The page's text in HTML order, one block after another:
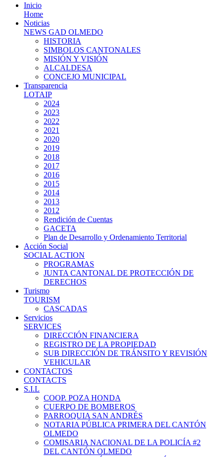
Inicio
Home
Noticias
NEWS GAD OLMEDO
HISTORIA
SIMBOLOS CANTONALES
MISIÓN Y VISIÓN
ALCALDESA
CONCEJO MUNICIPAL
Transparencia
LOTAIP
2024
2023
2022
2021
2020
2019
2018
2017
2016
2015
2014
2013
2012
Rendición de Cuentas
GACETA
Plan de Desarrollo y Ordenamiento Territorial
Acción Social
SOCIAL ACTION
PROGRAMAS
JUNTA CANTONAL DE PROTECCIÓN DE
DERECHOS
Turismo
TOURISM
CASCADAS
Servicios
SERVICES
DIRECCIÓN FINANCIERA
REGISTRO DE LA PROPIEDAD
SUB DIRECCIÓN DE TRÁNSITO Y REVISIÓN
VEHICULAR
CONTACTOS
CONTACTS
S.I.L
COOP. POZA HONDA
CUERPO DE BOMBEROS
PARROQUIA SAN ANDRÉS
NOTARIA PÚBLICA PRIMERA DEL CANTÓN
OLMEDO
COMISARIA NACIONAL DE LA POLICÍA #2
DEL CANTÓN OLMEDO